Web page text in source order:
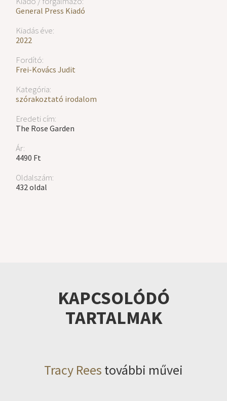
General Press Kiadó
Kiadás éve:
2022
Fordító:
Frei-Kovács Judit
Kategória:
szórakoztató irodalom
Eredeti cím:
The Rose Garden
Ár:
4490 Ft
Oldalszám:
432 oldal
KAPCSOLÓDÓ
TARTALMAK
Tracy Rees további művei